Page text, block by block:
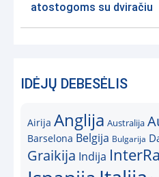
atostogoms su dviračiu
IDĖJŲ DEBESĖLIS
Airija Anglija Australija
Barselona Belgija Bulgarija
Graikija Indija